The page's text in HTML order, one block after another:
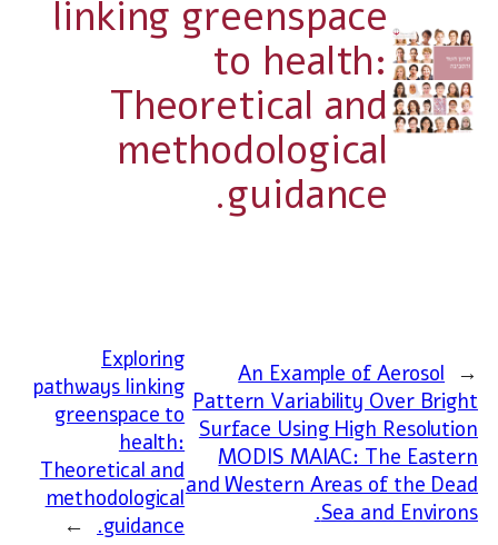
linking greenspace
to health:
Theoretical and
methodological
guidance.
←
An Example of Aerosol
Pattern Variability Over Bright
Surface Using High Resolution
MODIS MAIAC: The Eastern
and Western Areas of the Dead
Sea and Environs.
Exploring
pathways linking
greenspace to
health:
Theoretical and
methodological
guidance.
→